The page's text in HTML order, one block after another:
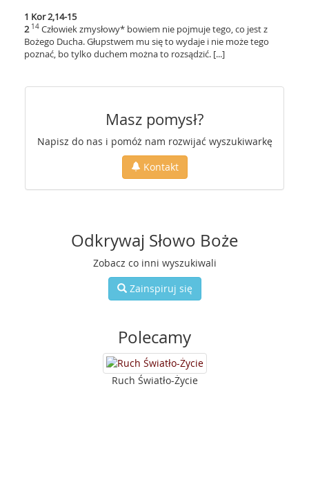
1 Kor 2,14-15
2 14 Człowiek zmysłowy* bowiem nie pojmuje tego, co jest z
Bożego Ducha. Głupstwem mu się to wydaje i nie może tego
poznać, bo tylko duchem można to rozsądzić. [...]
Masz pomysł?
Napisz do nas i pomóż nam rozwijać wyszukiwarkę
Kontakt
Odkrywaj Słowo Boże
Zobacz co inni wyszukiwali
Zainspiruj się
Polecamy
Ruch Światło-Życie